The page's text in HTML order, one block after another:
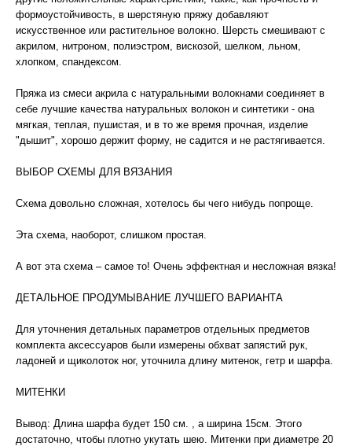
формоустойчивость, в шерстяную пряжу добавляют
искусственное или растительное волокно. Шерсть смешивают с
акрилом, нитроном, полиэстром, вискозой, шелком, льном,
хлопком, спандексом.
Пряжа из смеси акрила с натуральными волокнами соединяет в
себе лучшие качества натуральных волокон и синтетики - она
мягкая, теплая, пушистая, и в то же время прочная, изделие
"дышит", хорошо держит форму, не садится и не растягивается.
ВЫБОР СХЕМЫ ДЛЯ ВЯЗАНИЯ
Схема довольно сложная, хотелось бы чего нибудь попроще.
Эта схема, наоборот, слишком простая.
А вот эта схема – самое то! Очень эффектная и несложная вязка!
ДЕТАЛЬНОЕ ПРОДУМЫВАНИЕ ЛУЧШЕГО ВАРИАНТА
Для уточнения детальных параметров отдельных предметов
комплекта аксессуаров были измерены обхват запястий рук,
ладоней и щиколоток ног, уточнила длину митенок, гетр и шарфа.
МИТЕНКИ
Вывод: Длина шарфа будет 150 см. , а ширина 15см. Этого
достаточно, чтобы плотно укутать шею. Митенки при диаметре 20